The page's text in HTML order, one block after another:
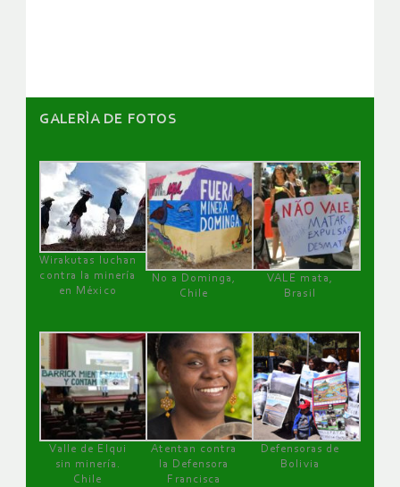
GALERÌA DE FOTOS
Wirakutas luchan
contra la minería
en México
No a Dominga,
Chile
VALE mata,
Brasil
Valle de Elqui
sin minería.
Chile
Atentan contra
la Defensora
Francisca
Defensoras de
Bolivia